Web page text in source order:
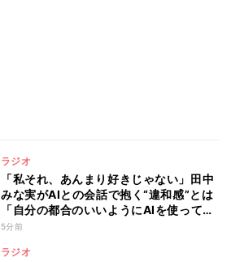
ラジオ
「私それ、あんまり好きじゃない」田中
みな実がAIとの会話で抱く“違和感”とは
「自分の都合のいいようにAIを使ってる
人たちって…」
5分前
ラジオ